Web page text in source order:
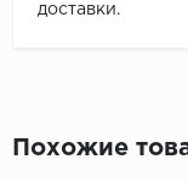
доставки.
Похожие